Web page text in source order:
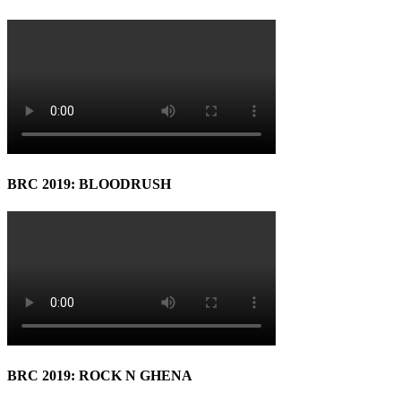
BRC 2019: BLOODRUSH
BRC 2019: ROCK N GHENA